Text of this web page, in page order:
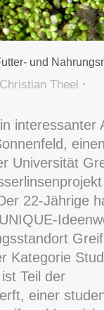
und
Christian Theel
interessanter
einen
Universität
22-Jährige
Kategorie
Teil der
einer